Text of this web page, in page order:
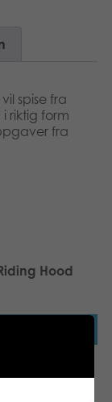
spise fra
riktig form
fra
Hood